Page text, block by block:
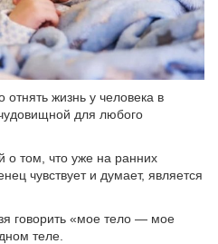
жизнь у человека в
для любого
о том, что уже на ранних
чувствует и думает, является
говорить «мое тело — мое
теле.